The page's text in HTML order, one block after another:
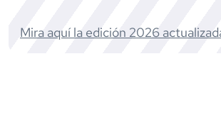
Mira aquí la edición 2026